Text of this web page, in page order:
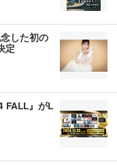
した初の
定
FALL』がL